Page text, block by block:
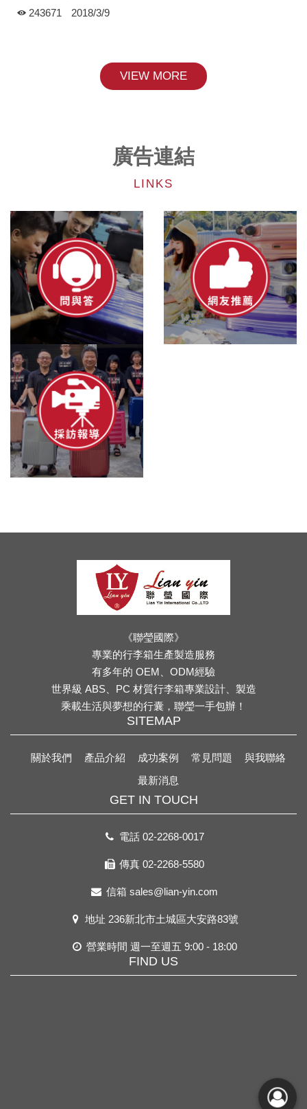
243671
2018/3/9
VIEW MORE
廣告連結
LINKS
《聯瑩國際》
專業的行李箱生產製造服務
有多年的 OEM、ODM經驗
世界級 ABS、PC 材質行李箱專業設計、製造
乘載生活與夢想的行囊，聯瑩一手包辦！
SITEMAP
關於我們 產品介紹 成功案例 常見問題
與我聯絡
最新消息
GET IN TOUCH
電話 02-2268-0017
傳真 02-2268-5580
信箱 sales@lian-yin.com
地址 236新北市土城區大安路83號
營業時間 週一至週五 9:00 - 18:00
FIND US